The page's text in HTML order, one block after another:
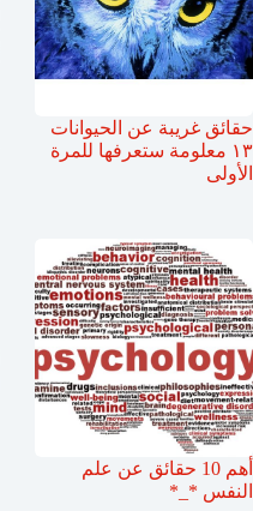
حقائق غريبة عن الحيوانات
١٣ معلومة ستعرفها للمرة
الأولى
أهم 10 حقائق عن علم
النفس *_*